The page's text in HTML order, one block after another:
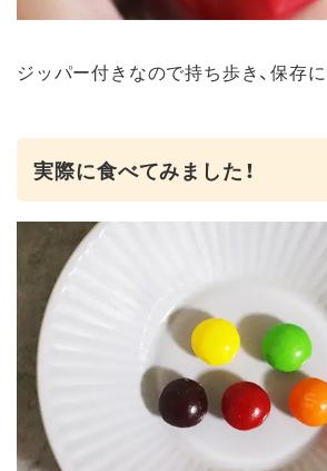
ジッパー付きなので持ち歩き、保存に
実際に食べてみました！